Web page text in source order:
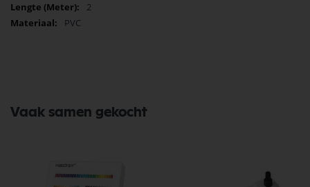
2
PVC
Vaak samen gekocht